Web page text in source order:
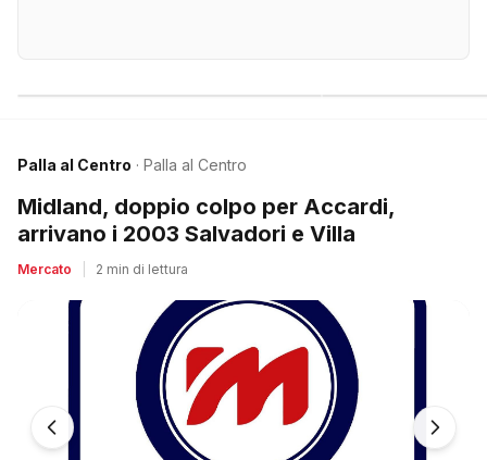
Palla al Centro · Palla al Centro
Midland, doppio colpo per Accardi,
arrivano i 2003 Salvadori e Villa
Mercato 2 min di lettura